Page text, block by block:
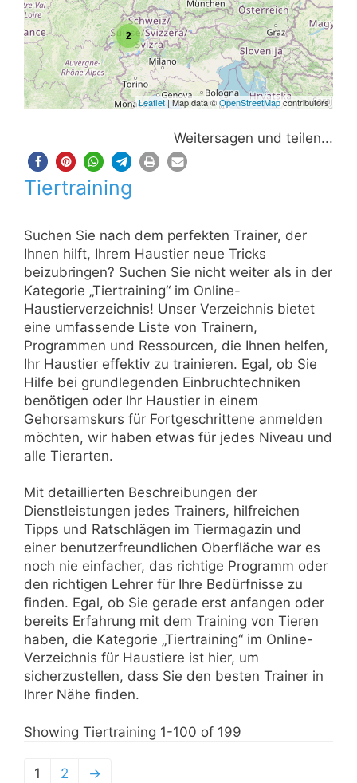
2
Leaflet| Map data ©OpenStreetMapcontributors
Weitersagen und teilen...
Tiertraining
Suchen Sie nach dem perfekten Trainer, der
Ihnen hilft, Ihrem Haustier neue Tricks
beizubringen? Suchen Sie nicht weiter als in der
Kategorie „Tiertraining“ im Online-
Haustierverzeichnis! Unser Verzeichnis bietet
eine umfassende Liste von Trainern,
Programmen und Ressourcen, die Ihnen helfen,
Ihr Haustier effektiv zu trainieren. Egal, ob Sie
Hilfe bei grundlegenden Einbruchtechniken
benötigen oder Ihr Haustier in einem
Gehorsamskurs für Fortgeschrittene anmelden
möchten, wir haben etwas für jedes Niveau und
alle Tierarten.
Mit detaillierten Beschreibungen der
Dienstleistungen jedes Trainers, hilfreichen
Tipps und Ratschlägen im Tiermagazin und
einer benutzerfreundlichen Oberfläche war es
noch nie einfacher, das richtige Programm oder
den richtigen Lehrer für Ihre Bedürfnisse zu
finden. Egal, ob Sie gerade erst anfangen oder
bereits Erfahrung mit dem Training von Tieren
haben, die Kategorie „Tiertraining“ im Online-
Verzeichnis für Haustiere ist hier, um
sicherzustellen, dass Sie den besten Trainer in
Ihrer Nähe finden.
Showing Tiertraining 1-100 of 199
1 2 →